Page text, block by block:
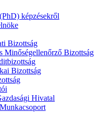
képzésekről
Bizottság
Minőségellenőrző Bizottság
Bizottság
Hivatal